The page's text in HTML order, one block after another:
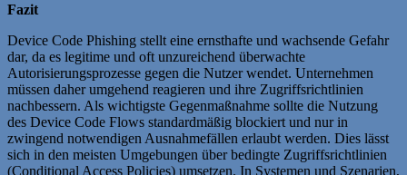
Fazit
Device Code Phishing stellt eine ernsthafte und wachsende Gefahr
dar, da es legitime und oft unzureichend überwachte
Autorisierungsprozesse gegen die Nutzer wendet. Unternehmen
müssen daher umgehend reagieren und ihre Zugriffsrichtlinien
nachbessern. Als wichtigste Gegenmaßnahme sollte die Nutzung
des Device Code Flows standardmäßig blockiert und nur in
zwingend notwendigen Ausnahmefällen erlaubt werden. Dies lässt
sich in den meisten Umgebungen über bedingte Zugriffsrichtlinien
(Conditional Access Policies) umsetzen. In Systemen und Szenarien,